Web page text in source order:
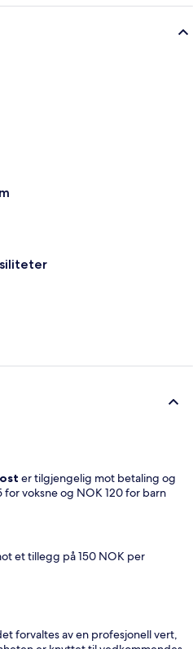
er tilgjengelig mot betaling og
for voksne og NOK 120 for barn
et tillegg på 150 NOK per
forvaltes av en profesjonell vert,